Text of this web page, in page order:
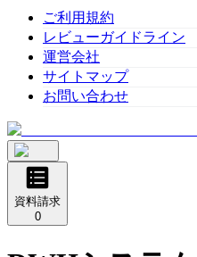
ご利用規約
レビューガイドライン
運営会社
サイトマップ
お問い合わせ
資料請求
0